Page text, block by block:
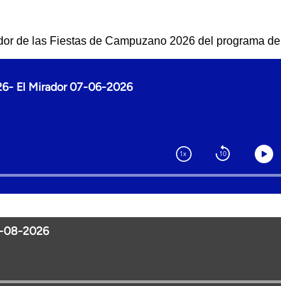
de las Fiestas de Campuzano 2026 del programa